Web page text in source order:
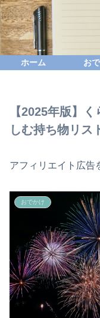
ホーム お
【2025年版】
しむ持ち物リス
アフィリエイト広告
おでかけ